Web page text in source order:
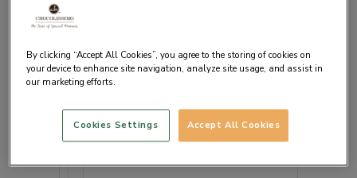
Confirma parola:
DETALIILE PERSONALE
By clicking “Accept All Cookies”, you agree to the storing of cookies on
your device to enhance site navigation, analyze site usage, and assist in
our marketing efforts.
Accept All Cookies
Cookies Settings